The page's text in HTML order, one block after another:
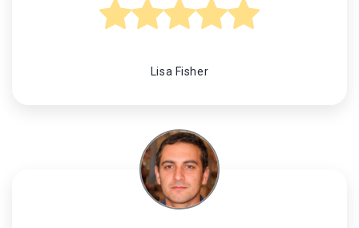
Lisa Fisher